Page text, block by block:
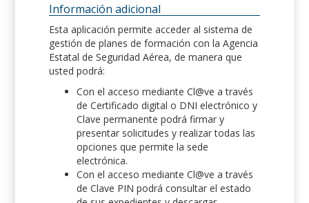
Información adicional
Esta aplicación permite acceder al sistema de
gestión de planes de formación con la Agencia
Estatal de Seguridad Aérea, de manera que
usted podrá:
Con el acceso mediante Cl@ve a través
de Certificado digital o DNI electrónico y
Clave permanente podrá firmar y
presentar solicitudes y realizar todas las
opciones que permite la sede
electrónica.
Con el acceso mediante Cl@ve a través
de Clave PIN podrá consultar el estado